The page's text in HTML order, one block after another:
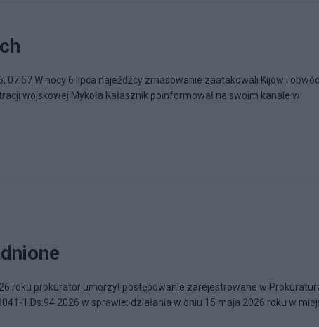
07:57 W nocy 6 lipca najeźdźcy zmasowanie zaatakowali Kijów i obwód
wojskowej Mykoła Kałasznik poinformował na swoim kanale w
roku prokurator umorzył postępowanie zarejestrowane w
1.Ds.94.2026 w sprawie: działania w dniu 15 maja 2026 roku w